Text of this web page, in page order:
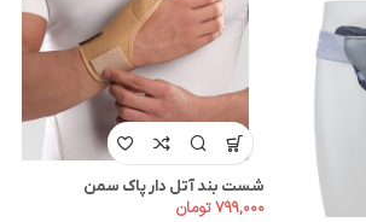
شست بند آتل دار پاک سمن
۷۹۹,۰۰۰ تومان